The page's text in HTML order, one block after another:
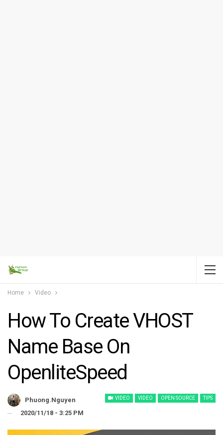
Home Video
How To Create VHOST
Name Base On
OpenliteSpeed
VIDEO VIDEO OPEN SOURCE TIPS
Phuong.nguyen
2020/11/18 - 3:25 PM